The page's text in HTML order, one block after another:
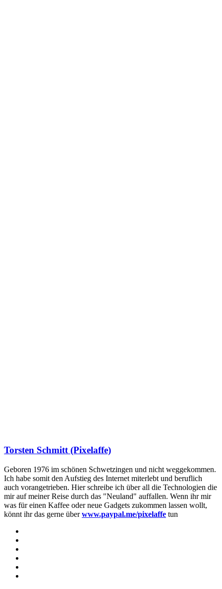
Torsten Schmitt (Pixelaffe)
Geboren 1976 im schönen Schwetzingen und nicht weggekommen.
Ich habe somit den Aufstieg des Internet miterlebt und beruflich
auch vorangetrieben. Hier schreibe ich über all die Technologien die
mir auf meiner Reise durch das "Neuland" auffallen. Wenn ihr mir
was für einen Kaffee oder neue Gadgets zukommen lassen wollt,
könnt ihr das gerne überwww.paypal.me/pixelaffe tun